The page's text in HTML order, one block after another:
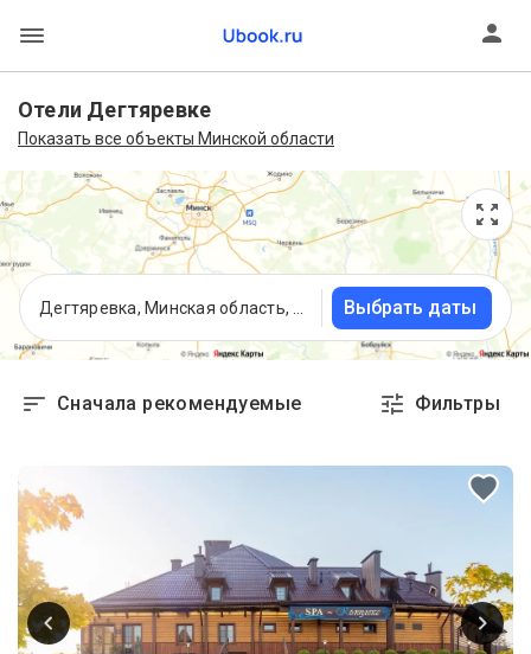
Отели Дегтяревке
Показать все объекты Минской области
Выбрать даты
Сначала рекомендуемые Фильтры